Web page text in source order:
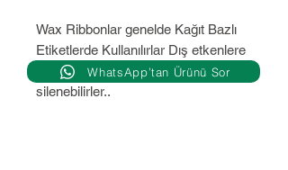
Wax Ribbonlar genelde Kağıt Bazlı
Etiketlerde Kullanılırlar Dış etkenlere
meruz kaldıkları takdir de
silenebilirler..
WhatsApp’tan Ürünü Sor